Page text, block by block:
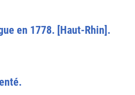
en 1778. [Haut-Rhin].